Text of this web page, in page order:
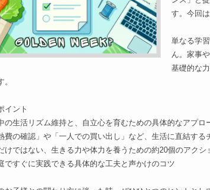
す。今回
単なる学
ん。家事
基礎的な
イント
の生活リズム維持と、自立心を育むための具体的なアプロ
費の確認」や「一人での買い出し」など、生活に直結する
けではない、生きる力や体力を養うための約20個のアクシ
ですぐに実践できる具体的な工夫と声かけのコツ